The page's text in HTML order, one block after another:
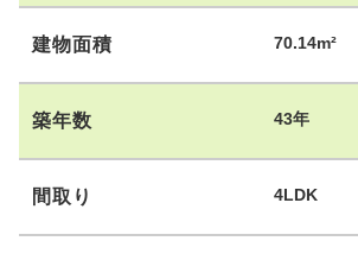
建物面積 70.14m²
築年数 43年
間取り 4LDK